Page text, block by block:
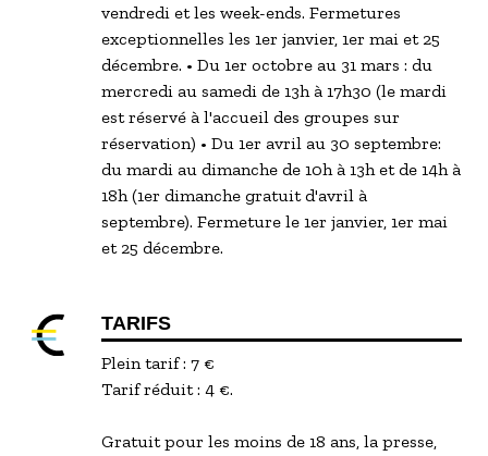
vendredi et les week-ends. Fermetures
exceptionnelles les 1er janvier, 1er mai et 25
décembre. • Du 1er octobre au 31 mars : du
mercredi au samedi de 13h à 17h30 (le mardi
est réservé à l'accueil des groupes sur
réservation) • Du 1er avril au 30 septembre:
du mardi au dimanche de 10h à 13h et de 14h à
18h (1er dimanche gratuit d'avril à
septembre). Fermeture le 1er janvier, 1er mai
et 25 décembre.
TARIFS
Plein tarif : 7 €
Tarif réduit : 4 €.
Gratuit pour les moins de 18 ans, la presse,